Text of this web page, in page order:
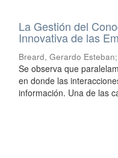
La Gestión del
Innovativa de las
Breard, Gerardo Esteban;
Se observa que
en donde las
información. Una de las